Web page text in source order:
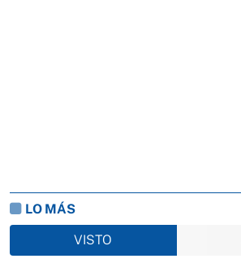
LO MÁS
VISTO